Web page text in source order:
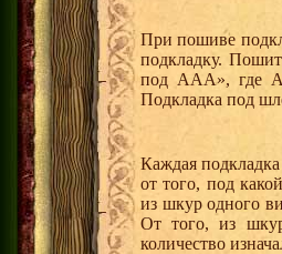
При пошиве
подкладку.
под ААА», где
Подкладка под
Каждая
от того, под
из шкур одного
От того, из
количество